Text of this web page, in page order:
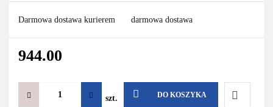
Darmowa dostawa kurierem darmowa dostawa
944.00
szt. DO KOSZYKA